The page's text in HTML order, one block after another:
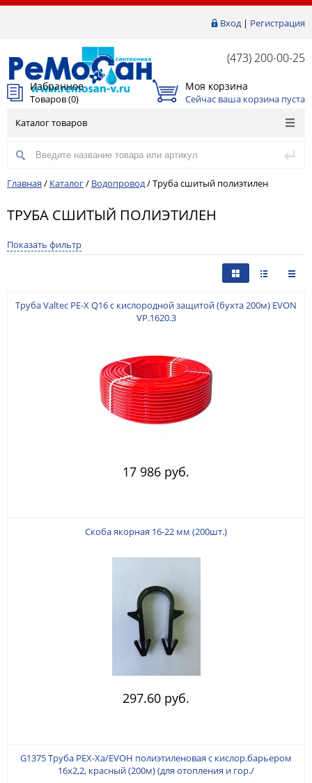
Вход| Регистрация
(473) 200-00-25
Избранное
Товаров (0)
Моя корзина
Сейчас ваша корзина пуста
Каталог товаров
Главная / Каталог/ Водопровод/Труба сшитый полиэтилен
ТРУБА СШИТЫЙ ПОЛИЭТИЛЕН
Показать фильтр
Труба Valtec PE-X Q16 с кислородной защитой (бухта 200м) EVON
VP.1620.3
17 986 руб.
Скоба якорная 16-22 мм (200шт.)
297.60 руб.
G1375 Труба PEX-Xa/EVOH полиэтиленовая с кислор.барьером
16х2,2, красный (200м) (для отопления и гор./